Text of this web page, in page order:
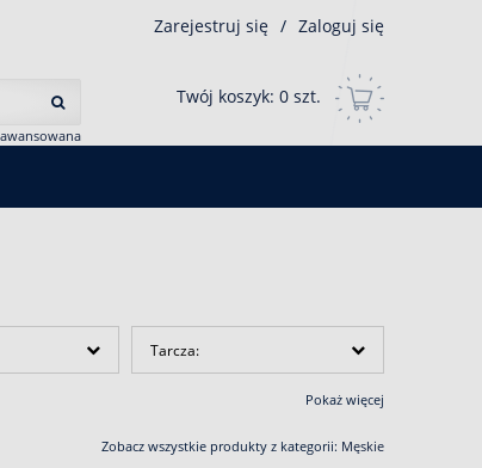
Zarejestruj się / Zaloguj się
Twój koszyk: 0 szt.
Tarcza:
Pokaż więcej
Zobacz wszystkie produkty z kategorii: Męskie